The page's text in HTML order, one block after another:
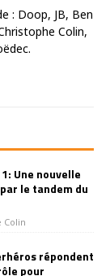
: Doop, JB, Ben
Colin,
Une nouvelle
le tandem du
Colin
répondent
pour